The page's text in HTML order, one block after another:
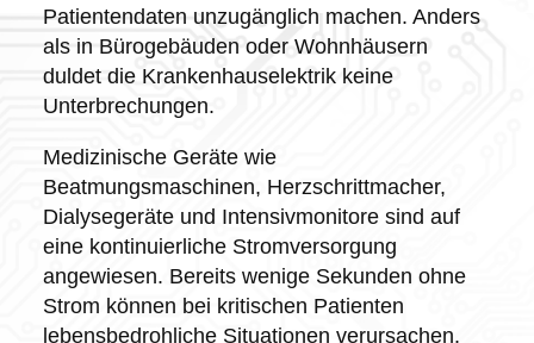
Patientendaten unzugänglich machen. Anders
als in Bürogebäuden oder Wohnhäusern
duldet die Krankenhauselektrik keine
Unterbrechungen.
Medizinische Geräte wie
Beatmungsmaschinen, Herzschrittmacher,
Dialysegeräte und Intensivmonitore sind auf
eine kontinuierliche Stromversorgung
angewiesen. Bereits wenige Sekunden ohne
Strom können bei kritischen Patienten
lebensbedrohliche Situationen verursachen.